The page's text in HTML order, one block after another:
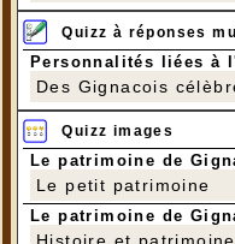
Quizz à réponses
Personnalités liées à
Des Gignacois
Quizz images
Le patrimoine de
Le petit patrimoine
Le patrimoine de